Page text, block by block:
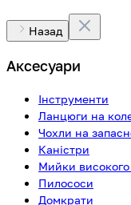
Назад
Аксесуари
Інструменти
Ланцюги на
Чохли на
Каністри
Мийки
Пилососи
Домкрати